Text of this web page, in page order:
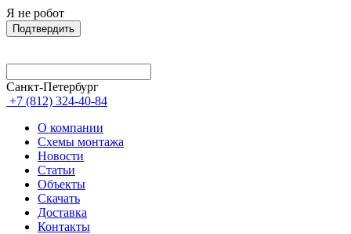
Я не робот
Подтвердить
Санкт-Петербург
+7 (812) 324-40-84
О компании
Схемы монтажа
Новости
Статьи
Объекты
Скачать
Доставка
Контакты